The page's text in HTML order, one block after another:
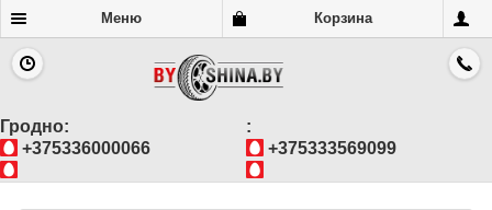
Меню Корзина
Гродно:
+375336000066
:
+375333569099